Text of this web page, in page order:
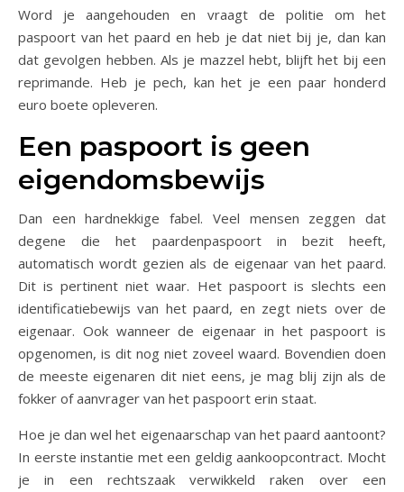
Word je aangehouden en vraagt de politie om het
paspoort van het paard en heb je dat niet bij je, dan kan
dat gevolgen hebben. Als je mazzel hebt, blijft het bij een
reprimande. Heb je pech, kan het je een paar honderd
euro boete opleveren.
Een paspoort is geen
eigendomsbewijs
Dan een hardnekkige fabel. Veel mensen zeggen dat
degene die het paardenpaspoort in bezit heeft,
automatisch wordt gezien als de eigenaar van het paard.
Dit is pertinent niet waar. Het paspoort is slechts een
identificatiebewijs van het paard, en zegt niets over de
eigenaar. Ook wanneer de eigenaar in het paspoort is
opgenomen, is dit nog niet zoveel waard. Bovendien doen
de meeste eigenaren dit niet eens, je mag blij zijn als de
fokker of aanvrager van het paspoort erin staat.
Hoe je dan wel het eigenaarschap van het paard aantoont?
In eerste instantie met een geldig aankoopcontract. Mocht
je in een rechtszaak verwikkeld raken over een